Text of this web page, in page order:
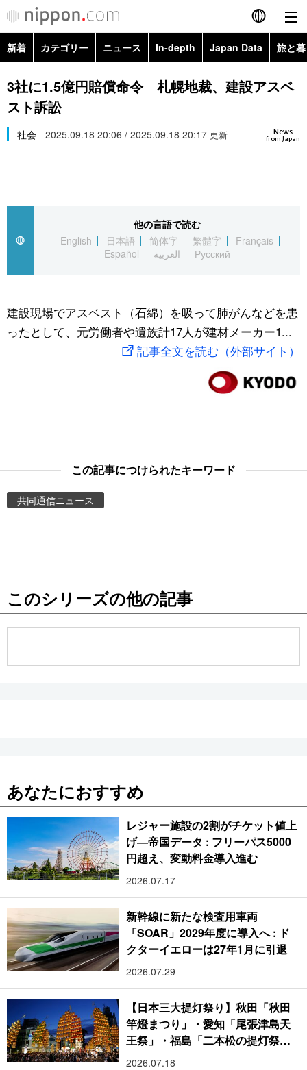
English
简体字
Русский
カテゴリー
経済・ビジネス
国際
文化
トップ
アーカイブ
In-depth
Japan Data
動画/Live
お知らせ
新着 カテゴリー ニュース In-depth Japan Data 旅と
政治・外交
経済・ビジネス
スポーツ・東京2020
Topics
3社に1.5億円賠償命令 札幌地裁、建設アスベ
スト訴訟
News
from Japan
社会 2025.09.18 20:06 / 2025.09.18 20:17 更新
他の言語で読む
English
日本語 简体字 繁體字
Français
Español
العربية Русский
建設現場でアスベスト（石綿）を吸って肺がんなどを患
ったとして、元労働者や遺族計17人が建材メーカー1...
記事全文を読む（外部サイト）
この記事につけられたキーワード
共同通信ニュース
このシリーズの他の記事
あなたにおすすめ
レジャー施設の2割がチケット値上
げ―帝国データ : フリーパス5000
円超え、変動料金導入進む
2026.07.17
新幹線に新たな検査用車両
「SOAR」2029年度に導入へ : ド
クターイエローは27年1月に引退
2026.07.29
【日本三大提灯祭り】秋田「秋田
竿燈まつり」・愛知「尾張津島天
王祭」・福島「二本松の提灯祭
り」:おびただしい灯火が夜空を照
2026.07.18